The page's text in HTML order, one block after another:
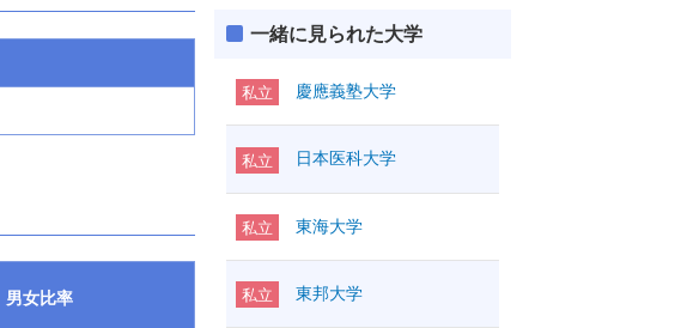
男女比率
一緒に見られた大学
私立 慶應義塾大学
私立 日本医科大学
私立 東海大学
私立 東邦大学